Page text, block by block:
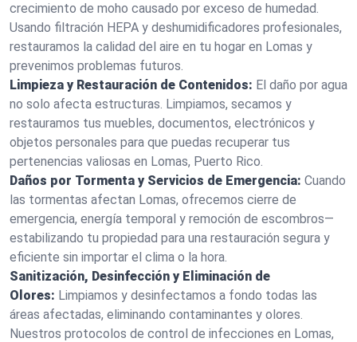
crecimiento de moho causado por exceso de humedad.
Usando filtración HEPA y deshumidificadores profesionales,
restauramos la calidad del aire en tu hogar en Lomas y
prevenimos problemas futuros.
Limpieza y Restauración de Contenidos: El daño por agua
no solo afecta estructuras. Limpiamos, secamos y
restauramos tus muebles, documentos, electrónicos y
objetos personales para que puedas recuperar tus
pertenencias valiosas en Lomas, Puerto Rico.
Daños por Tormenta y Servicios de Emergencia: Cuando
las tormentas afectan Lomas, ofrecemos cierre de
emergencia, energía temporal y remoción de escombros—
estabilizando tu propiedad para una restauración segura y
eficiente sin importar el clima o la hora.
Sanitización, Desinfección y Eliminación de
Olores: Limpiamos y desinfectamos a fondo todas las
áreas afectadas, eliminando contaminantes y olores.
Nuestros protocolos de control de infecciones en Lomas,